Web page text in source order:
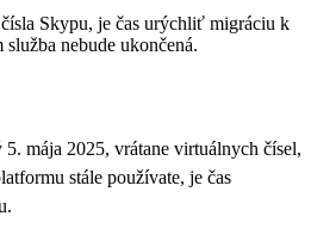
Skypu, je čas urýchliť migráciu k
nebude ukončená.
mája 2025, vrátane virtuálnych čísel,
stále používate, je čas